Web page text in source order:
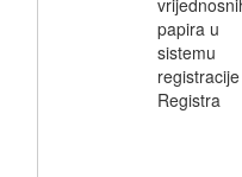
papira u
sistemu
registracije
Registra